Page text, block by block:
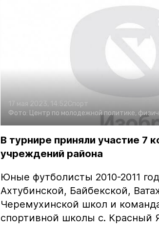
17 мая 2023, 14:52Спорт
Фото: Центр по молодежной политике,
В турнире приняли участие 7
учреждений района
Юные футболисты 2010-2011
Ахтубинской, Байбекской,
Черемухинской школ и
спортивной школы с. Красный